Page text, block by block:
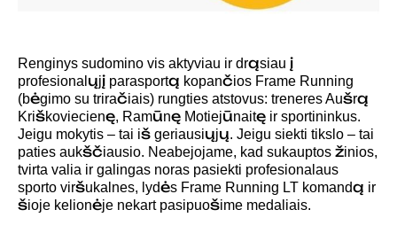
Renginys sudomino vis aktyviau ir drąsiau į
profesionalųjį parasportą kopančios Frame Running
(bėgimo su triračiais) rungties atstovus: treneres Aušrą
Kriškoviecienę, Ramūnę Motiejūnaitę ir sportininkus.
Jeigu mokytis – tai iš geriausiųjų. Jeigu siekti tikslo – tai
paties aukščiausio. Neabejojame, kad sukauptos žinios,
tvirta valia ir galingas noras pasiekti profesionalaus
sporto viršukalnes, lydės Frame Running LT komandą ir
šioje kelionėje nekart pasipuošime medaliais.